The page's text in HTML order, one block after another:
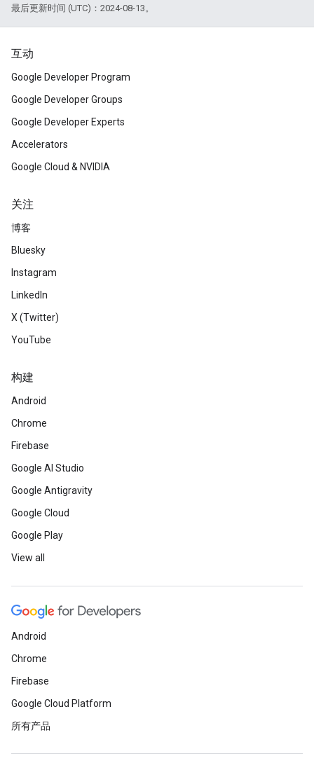
最后更新时间 (UTC)：2024-08-13。
互动
Google Developer Program
Google Developer Groups
Google Developer Experts
Accelerators
Google Cloud & NVIDIA
关注
博客
Bluesky
Instagram
LinkedIn
X (Twitter)
YouTube
构建
Android
Chrome
Firebase
Google AI Studio
Google Antigravity
Google Cloud
Google Play
View all
Android
Chrome
Firebase
Google Cloud Platform
所有产品